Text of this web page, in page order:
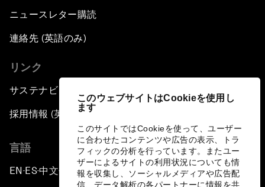
このウェブサイトはCookieを使用し
ます
このサイトではCookieを使って、ユーザー
に合わせたコンテンツや広告の表示、トラ
フィックの分析を行っています。またユー
ザーによるサイトの利用状況についても情
報を収集し、ソーシャルメディアや広告配
信、データ解析の各パートナーに情報を共
ニュースレター購読
連絡先 (英語のみ)
リンク
サステナビリティへの取り組み
採用情報 (英語のみ)
言語
EN ▪ES▪中文▪ 日本語